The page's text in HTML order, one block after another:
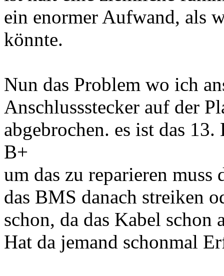
ein enormer Aufwand, als
könnte.
Nun das Problem wo ich
Anschlussstecker auf der
abgebrochen. es ist das
B+
um das zu reparieren
das BMS danach streiken
schon, da das Kabel schon
Hat da jemand schonmal